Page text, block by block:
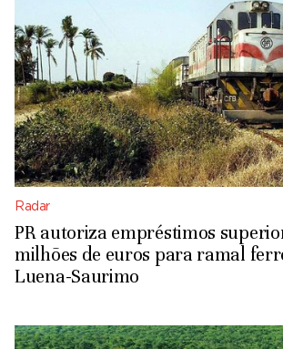
Radar
PR autoriza empréstimos
milhões de euros para ramal
Luena-Saurimo